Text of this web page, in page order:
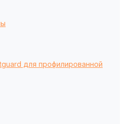
для профилированной